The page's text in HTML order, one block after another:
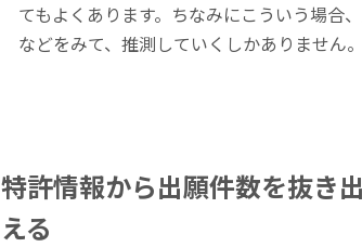
てもよくあります。ちなみにこういう場合
などをみて、推測していくしかありません。
特許情報から出願件数を抜き
える